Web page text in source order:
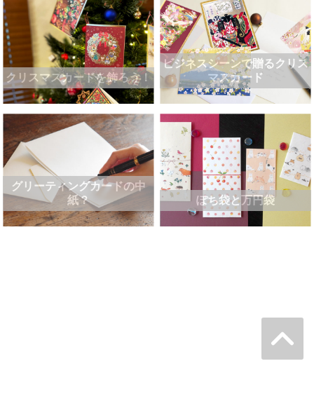
クリスマスカードを飾ろう！
ビジネスシーンで贈るクリス
マスカード
グリーティングカードの中
紙？
ぽち袋と万円袋